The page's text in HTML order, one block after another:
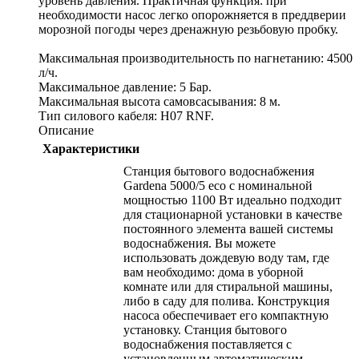
необходимости насос легко опорожняется в преддверии
морозной погоды через дренажную резьбовую пробку.
Максимальная производительность по нагнетанию: 4500
л/ч.
Максимальное давление: 5 Бар.
Максимальная высота самовсасывания: 8 м.
Тип силового кабеля: H07 RNF.
Описание
Характеристики
Станция бытового водоснабжения
Gardena 5000/5 eco с номинальной
мощностью 1100 Вт идеально подходит
для стационарной установки в качестве
постоянного элемента вашей системы
водоснабжения. Вы можете
использовать дождевую воду там, где
вам необходимо: дома в уборной
комнате или для стиральной машины,
либо в саду для полива. Конструкция
насоса обеспечивает его компактную
установку. Станция бытового
водоснабжения поставляется с